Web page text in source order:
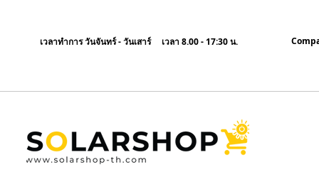
เวลาทำการ วันจันทร์ - วันเสาร์ เวลา 8.00 - 17:30 น.